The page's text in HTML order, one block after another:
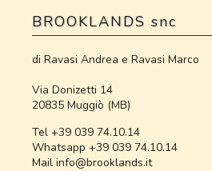
BROOKLANDS snc
di Ravasi Andrea e Ravasi Marco
Via Donizetti 14
20835 Muggiò (MB)
Tel +39 039 74.10.14
Whatsapp +39 039 74.10.14
Mail info@brooklands.it